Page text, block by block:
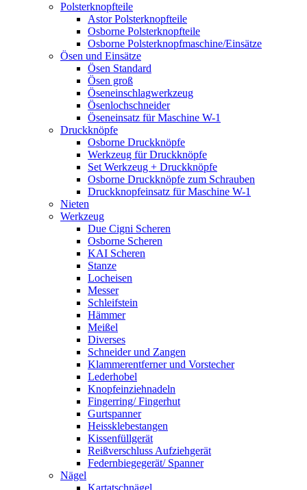
Polsterknopfteile
Astor Polsterknopfteile
Osborne Polsterknopfteile
Osborne Polsterknopfmaschine/Einsätze
Ösen und Einsätze
Ösen Standard
Ösen groß
Öseneinschlagwerkzeug
Ösenlochschneider
Öseneinsatz für Maschine W-1
Druckknöpfe
Osborne Druckknöpfe
Werkzeug für Druckknöpfe
Set Werkzeug + Druckknöpfe
Osborne Druckknöpfe zum Schrauben
Druckknopfeinsatz für Maschine W-1
Nieten
Werkzeug
Due Cigni Scheren
Osborne Scheren
KAI Scheren
Stanze
Locheisen
Messer
Schleifstein
Hämmer
Meißel
Diverses
Schneider und Zangen
Klammerentferner und Vorstecher
Lederhobel
Knopfeinziehnadeln
Fingerring/ Fingerhut
Gurtspanner
Heissklebestangen
Kissenfüllgerät
Reißverschluss Aufziehgerät
Federnbiegegerät/ Spanner
Nägel
Kartatschnägel